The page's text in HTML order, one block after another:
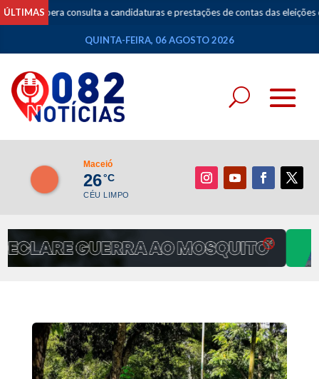
ÚLTIMAS
TSE libera consulta a candidaturas e prestações de contas das eleições
QUINTA-FEIRA, 06 AGOSTO 2026
Maceió
26°C
CÉU LIMPO